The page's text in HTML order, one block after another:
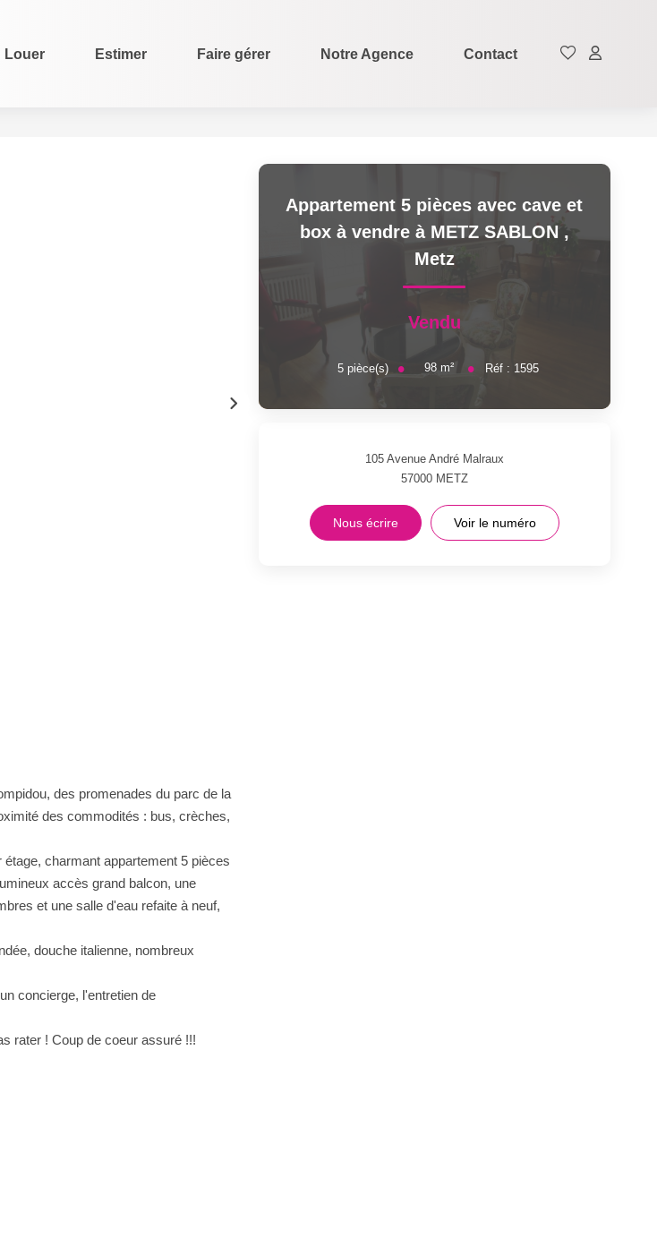
Louer Estimer Faire gérer Notre Agence Contact
des promenades du parc de la
des commodités : bus, crèches,
charmant appartement 5 pièces
accès grand balcon, une
et une salle d'eau refaite à neuf,
douche italienne, nombreux
concierge, l'entretien de
rater ! Coup de coeur assuré !!!
Appartement 5 pièces avec cave et
box à vendre à METZ SABLON ,
Metz
Vendu
5 pièce(s) 98 m² Réf : 1595
105 Avenue André Malraux
57000 METZ
Nous écrire Voir le numéro